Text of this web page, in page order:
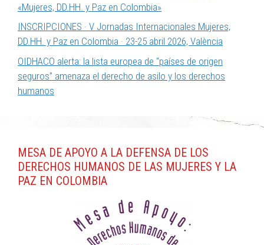
«Mujeres, DD.HH. y Paz en Colombia»
INSCRIPCIONES · V Jornadas Internacionales Mujeres,
DD.HH. y Paz en Colombia · 23-25 abril 2026, València
OIDHACO alerta: la lista europea de “países de origen
seguros” amenaza el derecho de asilo y los derechos
humanos
MESA DE APOYO A LA DEFENSA DE LOS
DERECHOS HUMANOS DE LAS MUJERES Y LA
PAZ EN COLOMBIA